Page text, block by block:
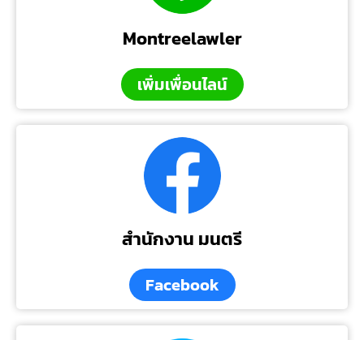
Montreelawler
เพิ่มเพื่อนไลน์
สำนักงาน มนตรี
Facebook